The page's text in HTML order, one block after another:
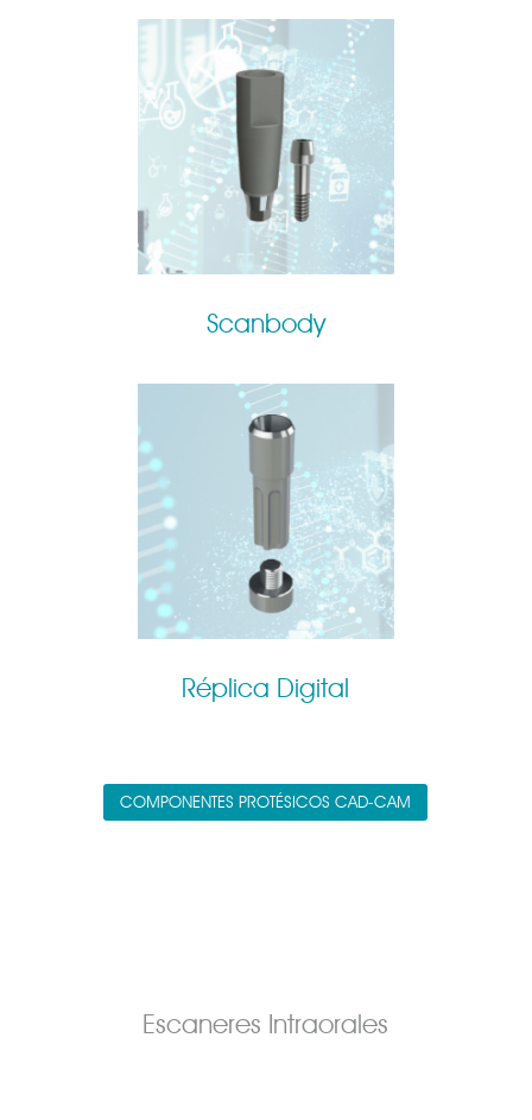
Scanbody
Réplica Digital
COMPONENTES PROTÉSICOS CAD-CAM
Escaneres Intraorales